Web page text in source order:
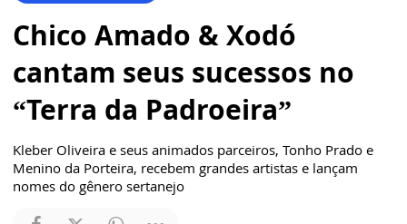
Chico Amado & Xodó
cantam seus sucessos no
“Terra da Padroeira”
Kleber Oliveira e seus animados parceiros, Tonho Prado e
Menino da Porteira, recebem grandes artistas e lançam
nomes do gênero sertanejo